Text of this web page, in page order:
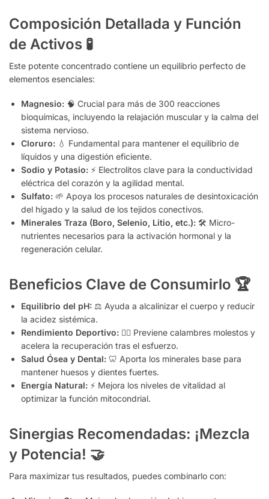
Composición Detallada y Función
de Activos 🧪
Este potente concentrado contiene un equilibrio perfecto de
elementos esenciales:
Magnesio: 🧠 Crucial para más de 300 reacciones
bioquímicas, incluyendo la relajación muscular y la calma del
sistema nervioso.
Cloruro: 💧 Fundamental para mantener el equilibrio de
líquidos y una digestión eficiente.
Sodio y Potasio: ⚡ Electrolitos clave para la conductividad
eléctrica del corazón y la agilidad mental.
Sulfato: 🌱 Apoya los procesos naturales de desintoxicación
del hígado y la salud de los tejidos conectivos.
Minerales Traza (Boro, Selenio, Litio, etc.): 🛠️ Micro-
nutrientes necesarios para la activación hormonal y la
regeneración celular.
Beneficios Clave de Consumirlo 🏆
Equilibrio del pH: ⚖️ Ayuda a alcalinizar el cuerpo y reducir
la acidez sistémica.
Rendimiento Deportivo: 🏃‍♂️ Previene calambres molestos y
acelera la recuperación tras el esfuerzo.
Salud Ósea y Dental: 🦷 Aporta los minerales base para
mantener huesos y dientes fuertes.
Energía Natural: ⚡ Mejora los niveles de vitalidad al
optimizar la función mitocondrial.
Sinergias Recomendadas: ¡Mezcla
y Potencia! 🤝
Para maximizar tus resultados, puedes combinarlo con: